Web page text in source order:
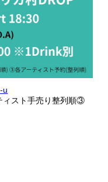
u
スト手売り整列順③